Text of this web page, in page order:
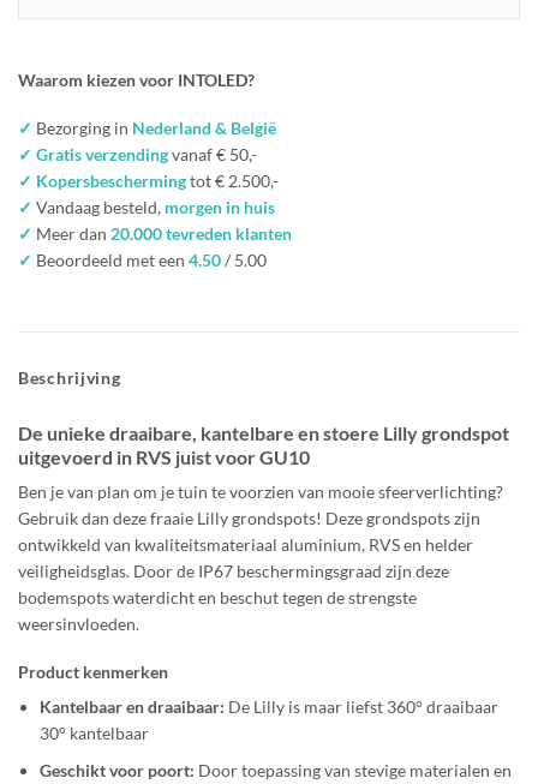
Waarom kiezen voor INTOLED?
✓ Bezorging in Nederland & België
✓ Gratis verzendingvanaf € 50,-
✓ Kopersbeschermingtot € 2.500,-
✓ Vandaag besteld, morgen in huis
✓ Meer dan 20.000 tevreden klanten
✓ Beoordeeld met een 4.50/ 5.00
Beschrijving
De unieke draaibare, kantelbare en stoere Lilly grondspot
uitgevoerd in RVS juist voor GU10
Ben je van plan om je tuin te voorzien van mooie sfeerverlichting?
Gebruik dan deze fraaie Lilly grondspots! Deze grondspots zijn
ontwikkeld van kwaliteitsmateriaal aluminium, RVS en helder
veiligheidsglas. Door de IP67 beschermingsgraad zijn deze
bodemspots waterdicht en beschut tegen de strengste
weersinvloeden.
Product kenmerken
Kantelbaar en draaibaar: De Lilly is maar liefst 360° draaibaar
30° kantelbaar
Geschikt voor poort: Door toepassing van stevige materialen en